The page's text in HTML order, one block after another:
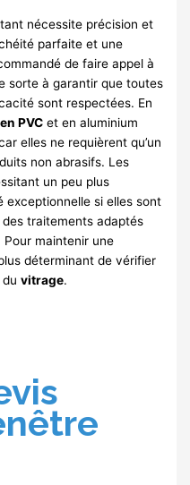
nécessite précision et
parfaite et une
de faire appel à
sorte à garantir que toutes
sont respectées. En
PVC et en aluminium
elles ne requièrent qu’un
non abrasifs. Les
un peu plus
exceptionnelle si elles sont
traitements adaptés
Pour maintenir une
déterminant de vérifier
duvitrage.